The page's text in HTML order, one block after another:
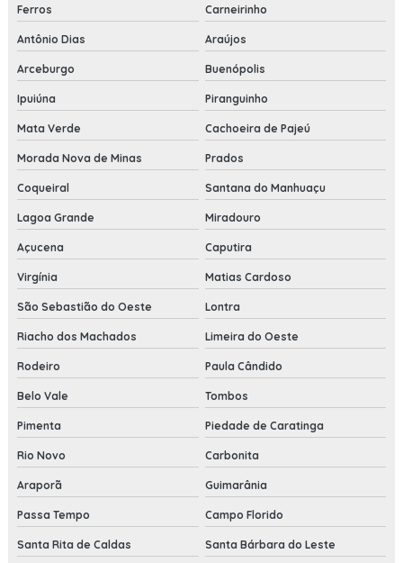
Ferros Carneirinho
Antônio Dias Araújos
Arceburgo Buenópolis
Ipuiúna Piranguinho
Mata Verde Cachoeira de Pajeú
Morada Nova de Minas Prados
Coqueiral Santana do Manhuaçu
Lagoa Grande Miradouro
Açucena Caputira
Virgínia Matias Cardoso
São Sebastião do Oeste Lontra
Riacho dos Machados Limeira do Oeste
Rodeiro Paula Cândido
Belo Vale Tombos
Pimenta Piedade de Caratinga
Rio Novo Carbonita
Araporã Guimarânia
Passa Tempo Campo Florido
Santa Rita de Caldas Santa Bárbara do Leste